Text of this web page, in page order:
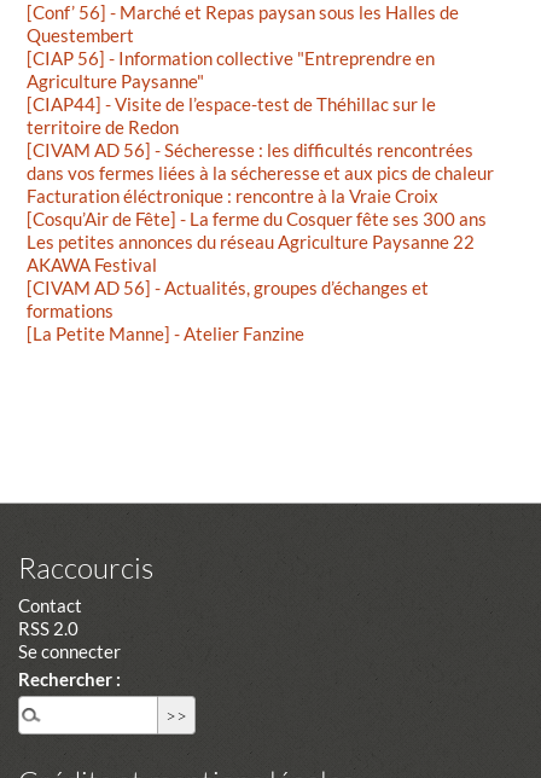
[Conf’ 56] - Marché et Repas paysan sous les Halles de
Questembert
[CIAP 56] - Information collective "Entreprendre en
Agriculture Paysanne"
[CIAP44] - Visite de l’espace-test de Théhillac sur le
territoire de Redon
[CIVAM AD 56] - Sécheresse : les difficultés rencontrées
dans vos fermes liées à la sécheresse et aux pics de chaleur
Facturation éléctronique : rencontre à la Vraie Croix
[Cosqu’Air de Fête] - La ferme du Cosquer fête ses 300 ans
Les petites annonces du réseau Agriculture Paysanne 22
AKAWA Festival
[CIVAM AD 56] - Actualités, groupes d’échanges et
formations
[La Petite Manne] - Atelier Fanzine
Raccourcis
Contact
RSS 2.0
Se connecter
Rechercher :